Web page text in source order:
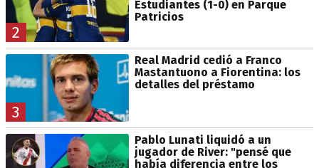
2
Estudiantes (1-0) en Parque
Patricios
3
Real Madrid cedió a Franco
Mastantuono a Fiorentina: los
detalles del préstamo
Pablo Lunati liquidó a un
jugador de River: "pensé que
había diferencia entre los